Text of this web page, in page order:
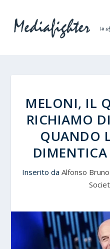
MELONI, IL
RICHIAMO
QUANDO
DIMENTICA
Inserito da Alfonso Bruno